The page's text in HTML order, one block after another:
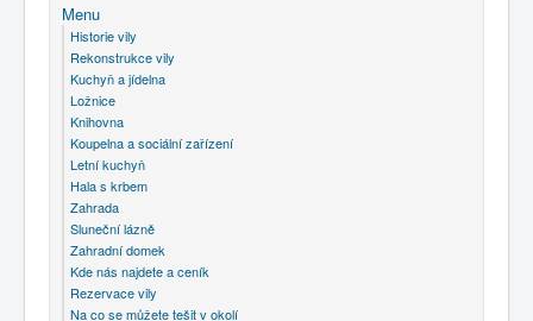
Menu
Historie vily
Rekonstrukce vily
Kuchyň a jídelna
Ložnice
Knihovna
Koupelna a sociální zařízení
Letní kuchyň
Hala s krbem
Zahrada
Sluneční lázně
Zahradní domek
Kde nás najdete a ceník
Rezervace vily
Na co se můžete tešit v okolí